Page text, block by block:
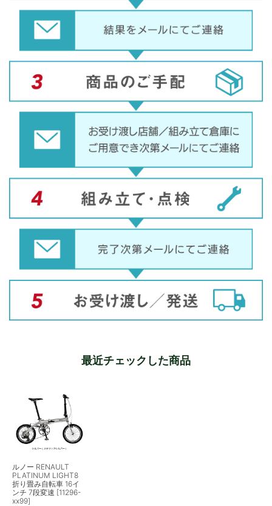
最近チェックした商品
ルノー RENAULT
PLATINUM LIGHT8
折り畳み自転車 16イ
ンチ 7段変速 [11296-
xx99]